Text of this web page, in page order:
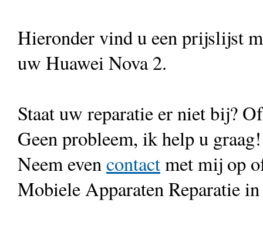
Hieronder vind u een prijslijst
uw Huawei Nova 2.
Staat uw reparatie er niet bij?
Geen probleem, ik help u graag!
Neem evencontactmet mij op
Mobiele Apparaten Reparatie